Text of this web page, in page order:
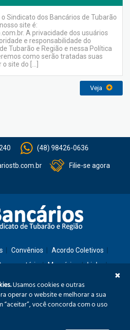
Sindicato dos Bancários de Tubarão
site é:
A privacidade dos usuários
e responsabilidade do
Tubarão e Região e nessa Política
como serão tratadas suas
site do […]
Veja
(48) 98426-0636
Filie-se agora
Convênios
Acordo Coletivos
Memórias
Links
– Térreo – Tubarão/SC – CEP: 88701-260
Usamos cookies e outras
operar o website e melhorar a sua
“aceitar”, você concorda com o uso